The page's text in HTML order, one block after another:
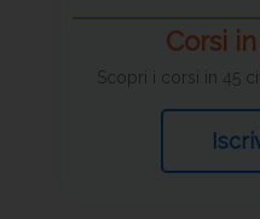
Corsi
Scopri i corsi in 45